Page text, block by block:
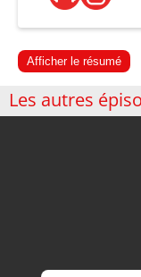
Afficher le résumé
Les autres